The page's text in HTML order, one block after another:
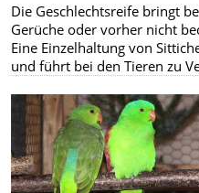
Die Geschlechtsreife bringt
Gerüche oder vorher nicht
Eine Einzelhaltung von
und führt bei den Tieren zu